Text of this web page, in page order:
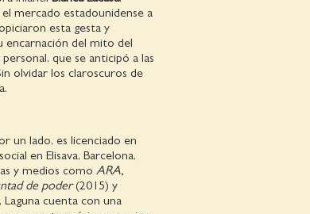
mercado estadounidense a
esta gesta y
encarnación del mito del
que se anticipó a las
olvidar los claroscuros de
un lado, es licenciado en
en Elisava, Barcelona,
y medios como ARA,
de poder(2015) y
cuenta con una